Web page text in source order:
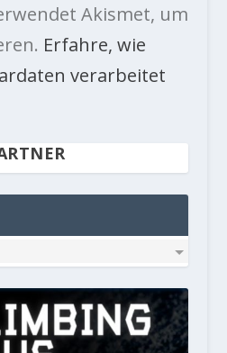
Akismet, um
Erfahre, wie
verarbeitet